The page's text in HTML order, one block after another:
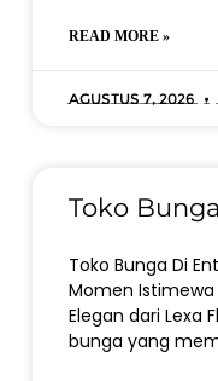
READ MORE »
Agustus 7, 2026
Toko
Toko Bunga Di
Momen Istimewa
Elegan dari Lexa
bunga yang